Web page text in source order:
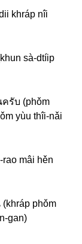
khráp nîi
sà-dtíip
รับ (phǒm
yùu thîi-nǎi
mâi hěn
phǒm
gan)